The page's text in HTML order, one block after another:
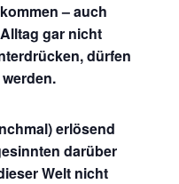
– auch
gar nicht
dürfen
erlösend
darüber
Welt nicht